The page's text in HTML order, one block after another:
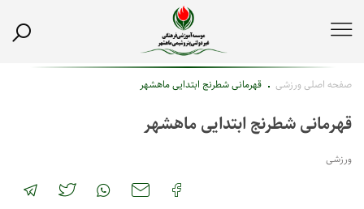
صفحه اصلیورزشی قهرمانی شطرنج ابتدایی ماهشهر
قهرمانی شطرنج ابتدایی ماهشهر
ورزشی